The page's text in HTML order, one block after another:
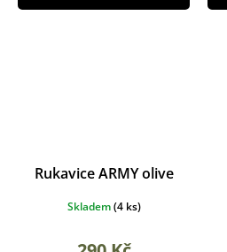
Rukavice ARMY olive
Skladem(4 ks)